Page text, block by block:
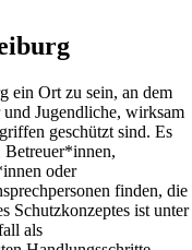
ein Ort zu sein, an dem
Jugendliche, wirksam
geschützt sind. Es
Betreuer*innen,
oder
finden, die
Schutzkonzeptes ist unter
als